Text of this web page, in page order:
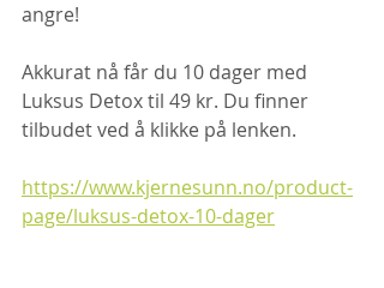
angre!
Akkurat nå får du 10 dager med
Luksus Detox til 49 kr. Du finner
tilbudet ved å klikke på lenken.
https://www.kjernesunn.no/product-
page/luksus-detox-10-dager